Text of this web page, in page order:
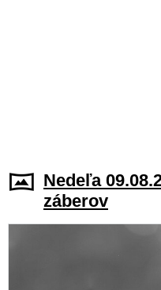
Nedeľa
záberov